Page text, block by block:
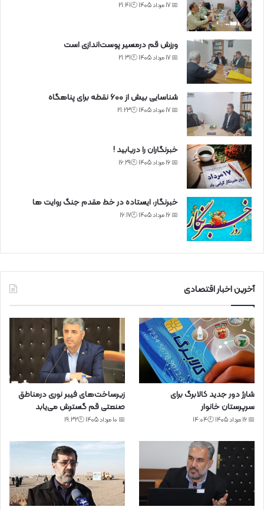
📅 17 مرداد 1405 🕙21:41
ورزش قم درمسیر پوست‌اندازی است
📅 17 مرداد 1405 🕙21:31
شناسایی بیش از ۶۰۰ نقطه برای پناهگاه
📅 17 مرداد 1405 🕙21:23
خبرنگاران را دریابید !
📅 16 مرداد 1405 🕙16:29
خبرنگار، ایستاده در خط مقدم جنگ روایت ها
📅 16 مرداد 1405 🕙16:17
آخرین اخبار اقتصادی
شارژ دور جدید کالابرگ برای
سرپرستان خانوار
📅 16 مرداد 1405 🕙14:04
زیرساخت‌های فیبر نوری درمناطق
صنعتی قم گسترش می‌یابد
📅 10 مرداد 1405 🕙19:32